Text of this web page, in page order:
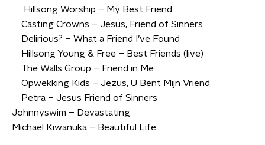
Hillsong Worship – My Best Friend
Casting Crowns – Jesus, Friend of Sinners
Delirious? – What a Friend I’ve Found
Hillsong Young & Free – Best Friends (live)
The Walls Group – Friend in Me
Opwekking Kids – Jezus, U Bent Mijn Vriend
Petra – Jesus Friend of Sinners
Johnnyswim – Devastating
Michael Kiwanuka – Beautiful Life